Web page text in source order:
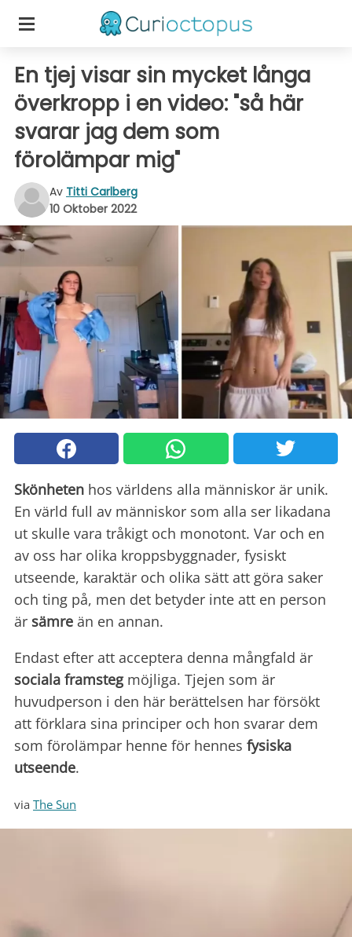
En tjej visar sin mycket långa
överkropp i en video: "så här
svarar jag dem som
förolämpar mig"
Av Titti Carlberg
10 Oktober 2022
Skönheten hos världens alla människor är unik.
En värld full av människor som alla ser likadana
ut skulle vara tråkigt och monotont. Var och en
av oss har olika kroppsbyggnader, fysiskt
utseende, karaktär och olika sätt att göra saker
och ting på, men det betyder inte att en person
är sämre än en annan.
Endast efter att acceptera denna mångfald är
sociala framstegmöjliga. Tjejen som är
huvudperson i den här berättelsen har försökt
att förklara sina principer och hon svarar dem
som förolämpar henne för hennes fysiska
utseende.
via The Sun